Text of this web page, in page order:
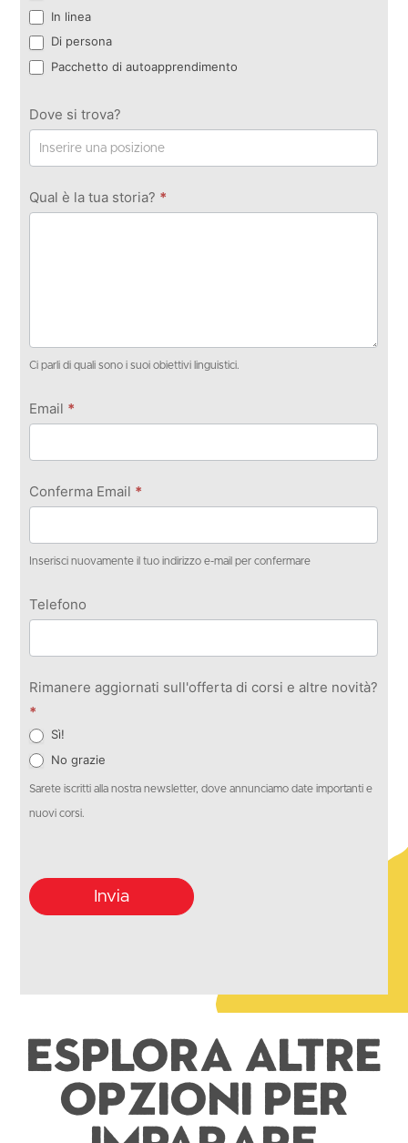
In linea
Di persona
Pacchetto di autoapprendimento
Dove si trova?
Qual è la tua storia? *
Ci parli di quali sono i suoi obiettivi linguistici.
Email *
Conferma Email *
Inserisci nuovamente il tuo indirizzo e-mail per confermare
Telefono
Rimanere aggiornati sull'offerta di corsi e altre novità?
*
Sì!
No grazie
Sarete iscritti alla nostra newsletter, dove annunciamo date importanti e
nuovi corsi.
Invia
Esplora altre
opzioni per